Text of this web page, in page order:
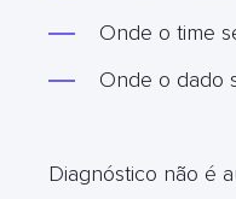
Onde o time
Onde o dado
Diagnóstico não é